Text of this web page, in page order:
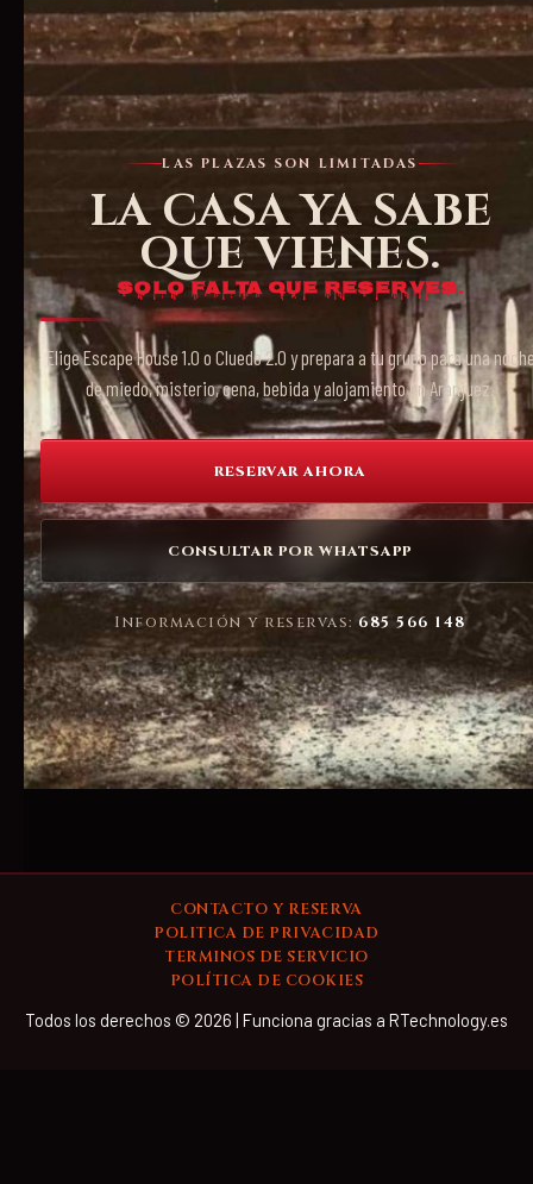
LAS PLAZAS SON LIMITADAS
LA CASA YA SABE
QUE VIENES.
Solo falta que reserves.
Elige Escape House 1.0 o Cluedo 2.0 y prepara a tu grupo para una
de miedo, misterio, cena, bebida y alojamiento en Aranjuez.
RESERVAR AHORA
CONSULTAR POR WHATSAPP
Información y reservas: 685 566 148
CONTACTO Y RESERVA
POLITICA DE PRIVACIDAD
TERMINOS DE SERVICIO
POLÍTICA DE COOKIES
Todos los derechos © 2026 | Funciona gracias a RTechnology.es